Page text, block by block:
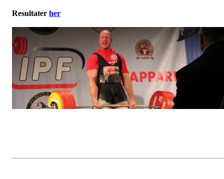
Resultater her